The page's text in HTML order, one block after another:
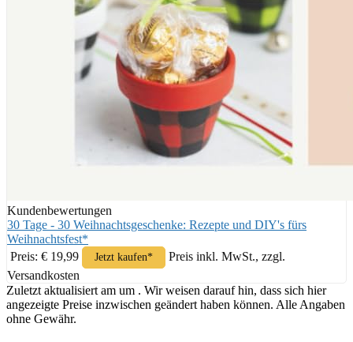
Kundenbewertungen
30 Tage - 30 Weihnachtsgeschenke: Rezepte und DIY's fürs
Weihnachtsfest*
Preis: € 19,99
Jetzt kaufen*
Preis inkl. MwSt., zzgl.
Versandkosten
Zuletzt aktualisiert am um . Wir weisen darauf hin, dass sich hier
angezeigte Preise inzwischen geändert haben können. Alle Angaben
ohne Gewähr.